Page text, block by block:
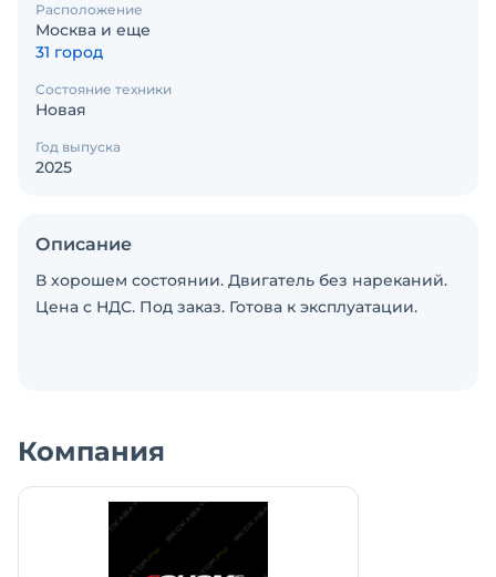
Расположение
Москва и еще
31 город
Состояние техники
Новая
Год выпуска
2025
Описание
В хорошем состоянии. Двигатель без нареканий.
Цена с НДС. Под заказ. Готова к эксплуатации.
Компания